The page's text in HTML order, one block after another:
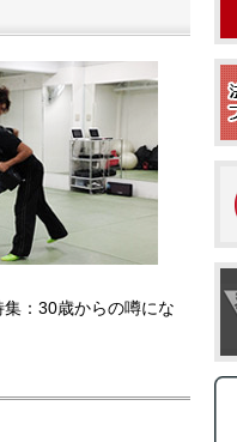
：30歳からの噂にな